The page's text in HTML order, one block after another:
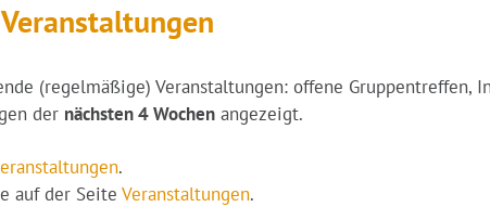
(regelmäßige) Veranstaltungen: offene Gruppentreffen,
der nächsten 4 Wochen angezeigt.
.
auf der Seite Veranstaltungen.